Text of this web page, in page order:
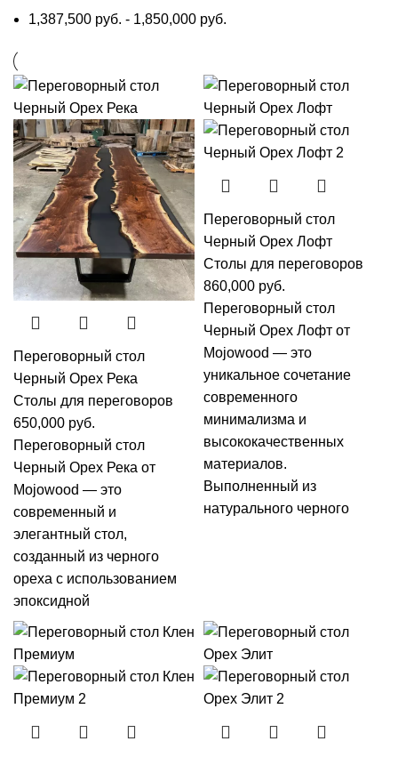
1,387,500 руб. - 1,850,000 руб.
Переговорный стол
Черный Орех Река
Столы для переговоров
650,000 руб.
Переговорный стол
Черный Орех Река от
Mojowood — это
современный и
элегантный стол,
созданный из черного
ореха с использованием
эпоксидной
Переговорный стол
Черный Орех Лофт
Столы для переговоров
860,000 руб.
Переговорный стол
Черный Орех Лофт от
Mojowood — это
уникальное сочетание
современного
минимализма и
высококачественных
материалов.
Выполненный из
натурального черного